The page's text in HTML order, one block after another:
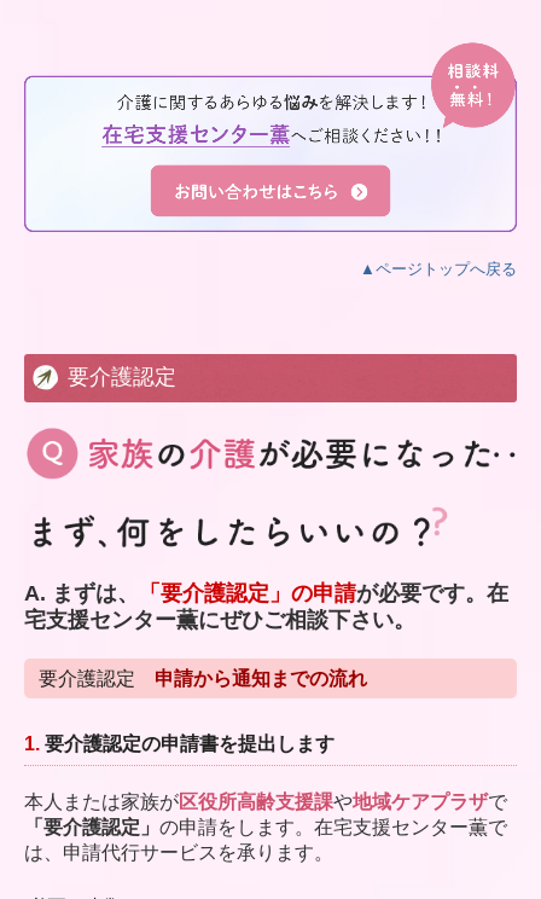
▲ページトップへ戻る
要介護認定
A. まずは、 「要介護認定」の申請が必要です。在
宅支援センター薫にぜひご相談下さい。
要介護認定 申請から通知までの流れ
1. 要介護認定の申請書を提出します
本人または家族が区役所高齢支援課や地域ケアプラザで
「要介護認定」 の申請をします。在宅支援センター薫で
は、申請代行サービスを承ります。